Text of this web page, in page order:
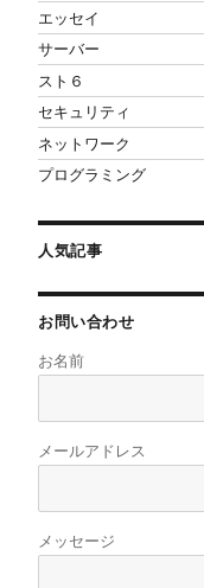
エッセイ
サーバー
スト６
セキュリティ
ネットワーク
プログラミング
人気記事
お問い合わせ
お名前
メールアドレス
メッセージ